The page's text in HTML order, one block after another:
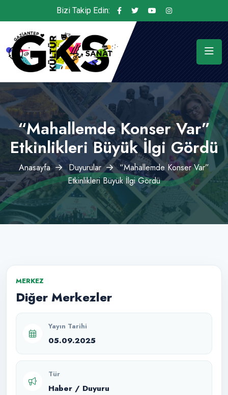
Bizi Takip Edin:
“Mahallemde Konser Var”
Etkinlikleri Büyük İlgi Gördü
Anasayfa Duyurular
“Mahallemde Konser Var”
Etkinlikleri Büyük İlgi Gördü
MERKEZ
Diğer Merkezler
Yayın Tarihi
05.09.2025
Tür
Haber / Duyuru